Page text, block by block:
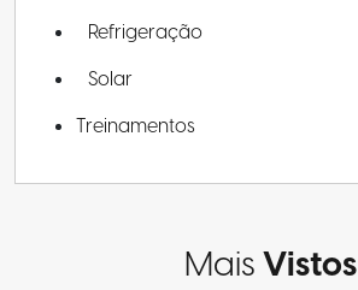
Refrigeração
Solar
Treinamentos
MaisVistos